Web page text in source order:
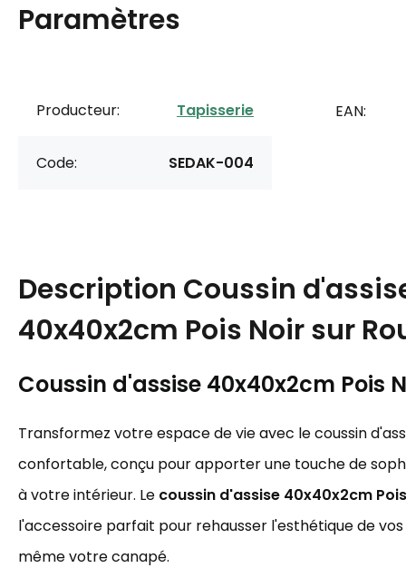
Paramètres
Producteur: Tapisserie
Code: SEDAK-004
EAN:
Description Coussin
40x40x2cm Pois Noir sur
Coussin d'assise 40x40x2cm Pois
Transformez votre espace de vie avec le coussin
confortable, conçu pour apporter une touche de
à votre intérieur. Le coussin d'assise 40x40x2cm
l'accessoire parfait pour rehausser l'esthétique de
même votre canapé.